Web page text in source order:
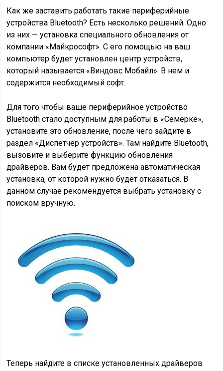
Как же заставить работать такие периферийные
устройства Bluetooth? Есть несколько решений. Одно
из них — установка специального обновления от
компании «Майкрософт». С его помощью на ваш
компьютер будет установлен центр устройств,
который называется «Виндовс Мобайл». В нем и
содержится необходимый софт.
Для того чтобы ваше периферийное устройство
Bluetooth стало доступным для работы в «Семерке»,
установите это обновление, после чего зайдите в
раздел «Диспетчер устройств». Там найдите Bluetooth,
вызовите и выберите функцию обновления
драйверов. Вам будет предложена автоматическая
установка, от которой нужно будет отказаться. В
данном случае рекомендуется выбрать установку с
поиском вручную.
Теперь найдите в списке установленных драйверов